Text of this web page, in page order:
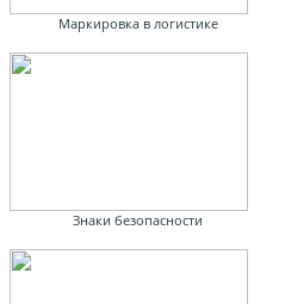
Маркировка в логистике
Знаки безопасности